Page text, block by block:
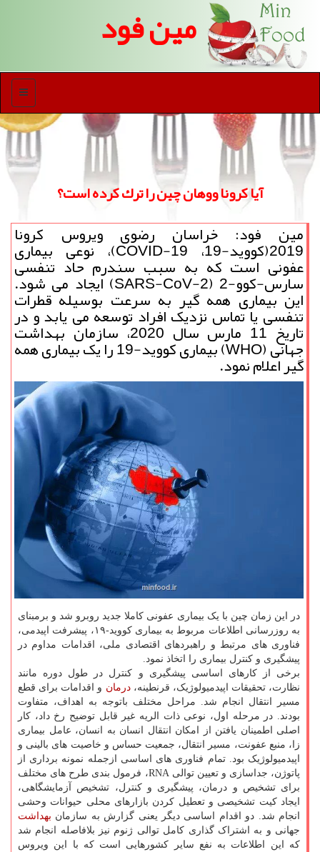
مین فود
منو
آیا كرونا ووهان چین را ترك كرده است؟
مین فود: خراسان رضوی ویروس کرونا
2019(کووید-19، COVID-19)، نوعی بیماری
عفونی است که به سبب سندرم حاد تنفسی
سارس-کوو-2 (SARS-CoV-2) ایجاد می شود.
این بیماری همه گیر به سرعت بوسیله قطرات
تنفسی یا تماس نزدیک افراد توسعه می یابد و در
تاریخ 11 مارس سال 2020، سازمان بهداشت
جهانی (WHO) بیماری کووید-19 را یک بیماری همه
گیر اعلام نمود.
در این زمان چین با یک بیماری عفونی کاملا جدید روبرو شد و برمبنای
به روزرسانی اطلاعات مربوط به بیماری کووید-۱۹، پیشرفت اپیدمی،
فناوری های مرتبط و راهبردهای اقتصادی ملی، اقدامات مداوم در
پیشگیری و کنترل بیماری را اتخاذ نمود.
برخی از کارهای اساسی پیشگیری و کنترل در طول دوره مانند
نظارت، تحقیقات اپیدمیولوژیک، قرنطینه،درمان و اقدامات برای قطع
مسیر انتقال انجام شد. مراحل مختلف باتوجه به اهداف، متفاوت
بودند. در مرحله اول، نوعی ذات الریه غیر قابل توضیح رخ داد، کار
اصلی اطمینان یافتن از امکان انتقال انسان به انسان، عامل بیماری
زا، منبع عفونت، مسیر انتقال، جمعیت حساس و خاصیت های بالینی و
اپیدمیولوژیک بود. تمام فناوری های اساسی ازجمله نمونه برداری از
پاتوژن، جداسازی و تعیین توالی RNA، فرمول بندی طرح های مختلف
برای تشخیص و درمان، پیشگیری و کنترل، تشخیص آزمایشگاهی،
ایجاد کیت تشخیصی و تعطیل کردن بازارهای محلی حیوانات وحشی
انجام شد. دو اقدام اساسی دیگر یعنی گزارش به سازمان بهداشت
جهانی و به اشتراک گذاری کامل توالی ژنوم نیز بلافاصله انجام شد
که این اطلاعات به نفع سایر کشورهایی است که با این ویروس